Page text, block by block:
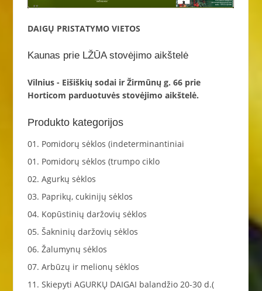
DAIGŲ PRISTATYMO VIETOS
Kaunas prie LŽŪA stovėjimo aikštelė
Vilnius - Eišiškių sodai ir Žirmūnų g. 66 prie
Horticom parduotuvės stovėjimo aikštelė.
Produkto kategorijos
01. Pomidorų sėklos (indeterminantiniai
01. Pomidorų sėklos (trumpo ciklo
02. Agurkų sėklos
03. Paprikų, cukinijų sėklos
04. Kopūstinių daržovių sėklos
05. Šakninių daržovių sėklos
06. Žalumynų sėklos
07. Arbūzų ir melionų sėklos
11. Skiepyti AGURKŲ DAIGAI balandžio 20-30 d.(